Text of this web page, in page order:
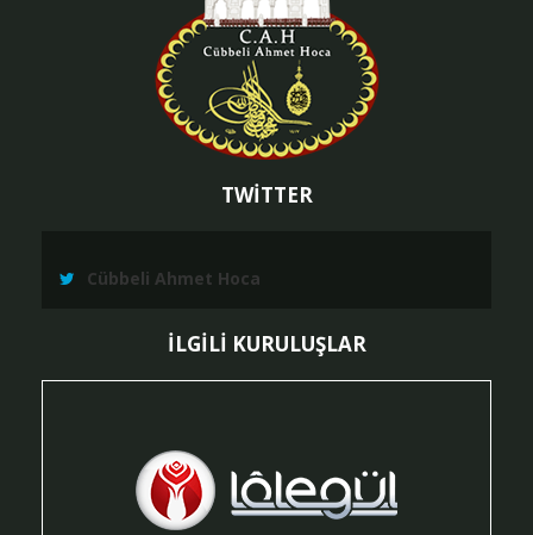
TWİTTER
Cübbeli Ahmet Hoca
İLGİLİ KURULUŞLAR